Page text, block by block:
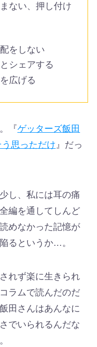
ない、押し付け
をしない
シェアする
広げる
『ゲッターズ飯田
思っただけ 』だっ
し、私には耳の痛
編を通してしんど
めなかった記憶が
るというか…。
れず楽に生きられ
ラムで読んだのだ
田さんはあんなに
でいられるんだな